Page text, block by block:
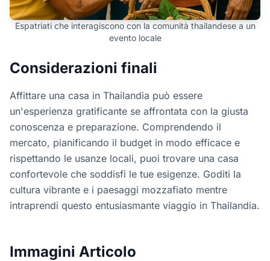
Espatriati che interagiscono con la comunità thailandese a un
evento locale
Considerazioni finali
Affittare una casa in Thailandia può essere
un'esperienza gratificante se affrontata con la giusta
conoscenza e preparazione. Comprendendo il
mercato, pianificando il budget in modo efficace e
rispettando le usanze locali, puoi trovare una casa
confortevole che soddisfi le tue esigenze. Goditi la
cultura vibrante e i paesaggi mozzafiato mentre
intraprendi questo entusiasmante viaggio in Thailandia.
Immagini Articolo